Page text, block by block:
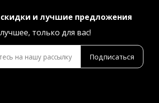
и лучшие предложения
только для вас!
Подписаться